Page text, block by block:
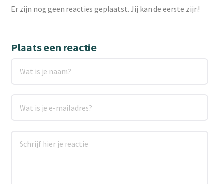
Er zijn nog geen reacties geplaatst. Jij kan de eerste zijn!
Plaats een reactie